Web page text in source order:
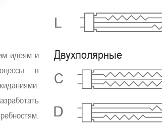
идеям и
в
Двухполярные